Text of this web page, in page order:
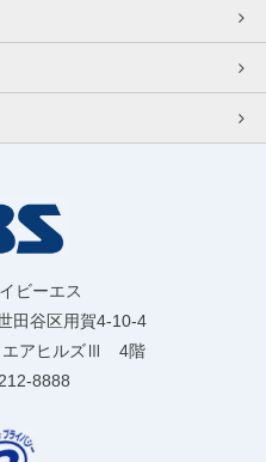
ビーエス
田谷区用賀4-10-4
エアヒルズⅢ 4階
8888